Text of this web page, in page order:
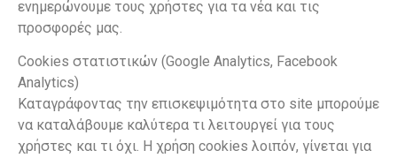
ενημερώνουμε τους χρήστες για τα νέα και τις
προσφορές μας.
Cookies στατιστικών (Google Analytics, Facebook
Analytics)
Καταγράφοντας την επισκεψιμότητα στο site μπορούμε
να καταλάβουμε καλύτερα τι λειτουργεί για τους
χρήστες και τι όχι. Η χρήση cookies λοιπόν, γίνεται για